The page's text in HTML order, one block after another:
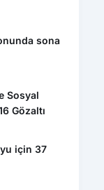
sona
Sosyal
Gözaltı
için 37